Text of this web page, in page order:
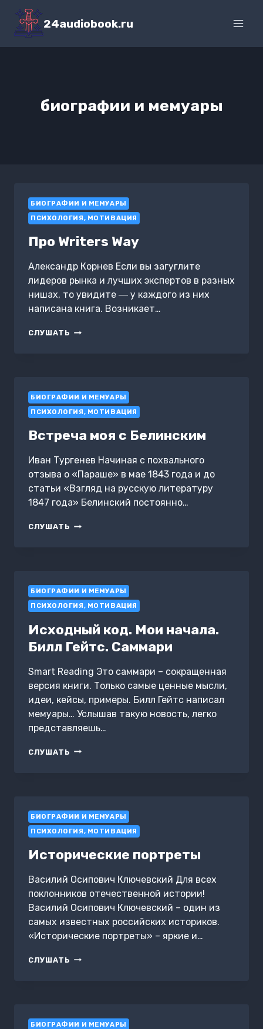
Перейти
содержимому
24audiobook.ru
биографии и мемуары
БИОГРАФИИ И МЕМУАРЫ
ПСИХОЛОГИЯ, МОТИВАЦИЯ
Про Writers Way
Александр Корнев Если вы загуглите
лидеров рынка и лучших экспертов в разных
нишах, то увидите ― у каждого из них
написана книга. Возникает…
СЛУШАТЬ ПРО
БИОГРАФИИ И МЕМУАРЫ
ПСИХОЛОГИЯ, МОТИВАЦИЯ
Встреча моя с Белинским
Иван Тургенев Начиная с похвального
отзыва о «Параше» в мае 1843 года и до
статьи «Взгляд на русскую литературу
1847 года» Белинский постоянно…
СЛУШАТЬ ВСТРЕЧА
БИОГРАФИИ И МЕМУАРЫ
ПСИХОЛОГИЯ, МОТИВАЦИЯ
Исходный код. Мои начала.
Билл Гейтс. Саммари
Smart Reading Это саммари – сокращенная
версия книги. Только самые ценные мысли,
идеи, кейсы, примеры. Билл Гейтс написал
мемуары… Услышав такую новость, легко
представляешь…
СЛУШАТЬ ИСХОДНЫЙ
САММАРИ
БИОГРАФИИ И МЕМУАРЫ
ПСИХОЛОГИЯ, МОТИВАЦИЯ
Исторические портреты
Василий Осипович Ключевский Для всех
поклонников отечественной истории!
Василий Осипович Ключевский – один из
самых известных российских историков.
«Исторические портреты» – яркие и…
СЛУШАТЬ ИСТОРИЧЕСКИЕ
БИОГРАФИИ И МЕМУАРЫ